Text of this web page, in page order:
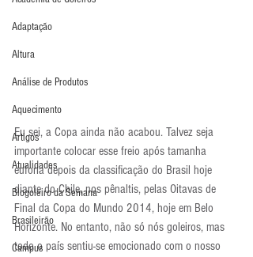
Adaptação
Altura
Análise de Produtos
Aquecimento
Artigos
Atualidades
Blogoleiro da Semana
Brasileirão
Campus
Eu sei, a Copa ainda não acabou. Talvez seja
importante colocar esse freio após tamanha
euforia depois da classificação do Brasil hoje
diante do Chile, nos pênaltis, pelas Oitavas de
Final da Copa do Mundo 2014, hoje em Belo
Horizonte. No entanto, não só nós goleiros, mas
todo o país sentiu-se emocionado com o nosso